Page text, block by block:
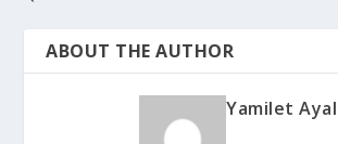
ABOUT THE AUTHOR
Yamilet